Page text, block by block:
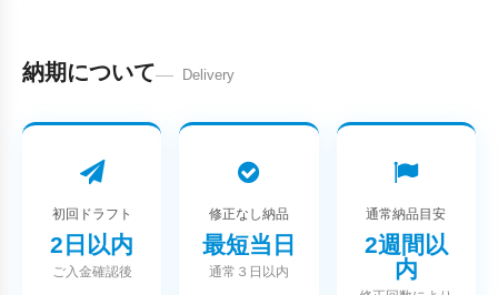
納期について Delivery
初回ドラフト
2日以内
ご入金確認後
修正なし納品
最短当日
通常３日以内
通常納品目安
2週間以
内